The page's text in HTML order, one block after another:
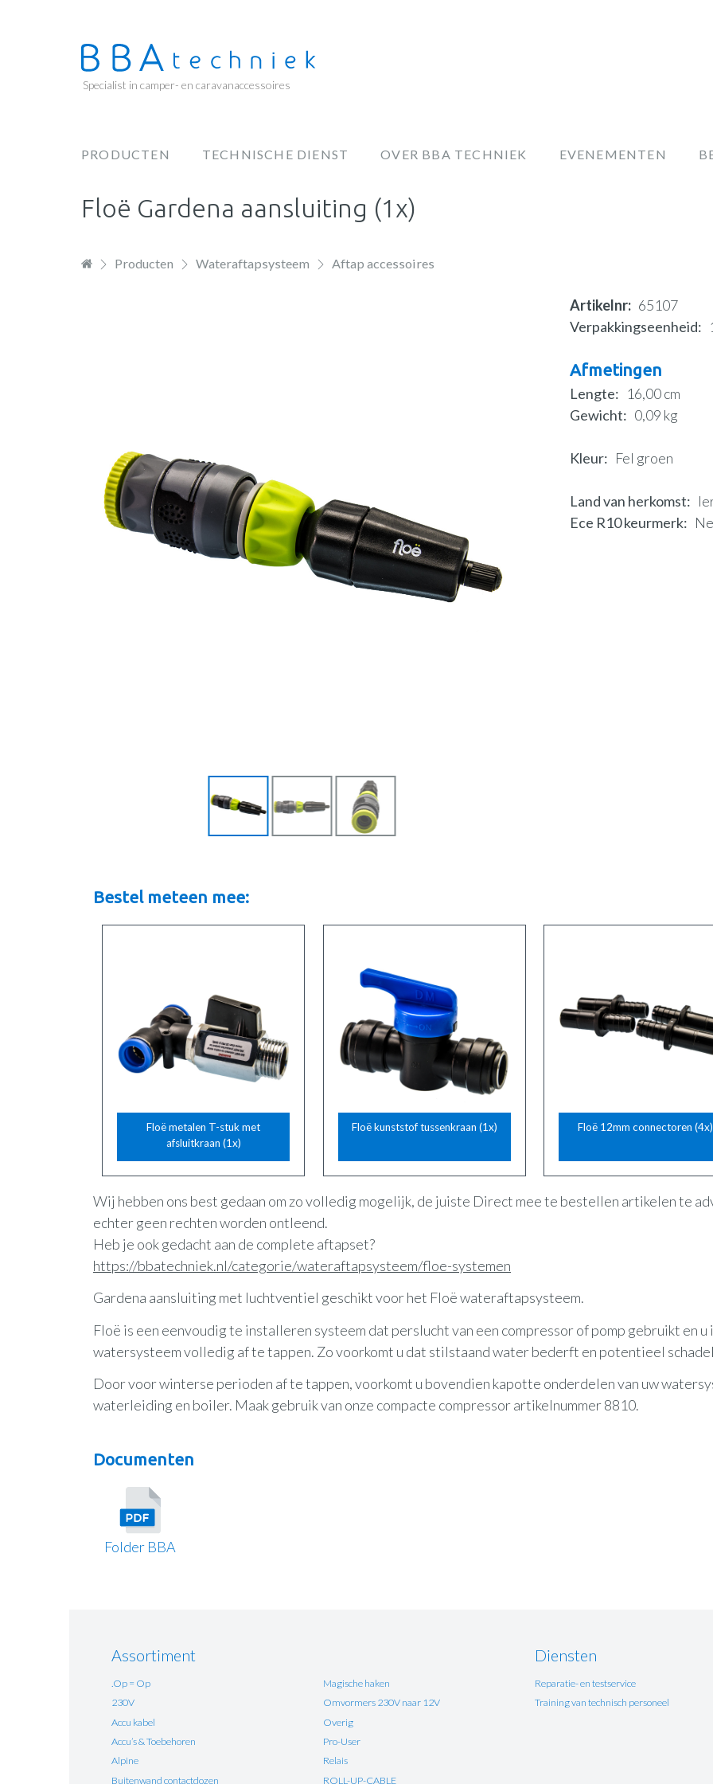
Specialist in camper- en caravanaccessoires
PRODUCTEN TECHNISCHE DIENST OVER BBA TECHNIEK EVENEMENTEN
Floë Gardena aansluiting (1x)
Producten Wateraftapsysteem Aftap accessoires
Artikelnr
65107
Verpakkingseenheid
Afmetingen
Lengte
16,00 cm
Gewicht
0,09 kg
Kleur Fel groen
Land van herkomst
Ece R10 keurmerk
Bestel meteen mee:
Floë metalen T-stuk met
afsluitkraan (1x)
Floë kunststof tussenkraan (1x) Floë 12mm connectoren (4x)
Wij hebben ons best gedaan om zo volledig mogelijk, de juiste Direct mee te bestellen artikelen te
echter geen rechten worden ontleend.
Heb je ook gedacht aan de complete aftapset?
https://bbatechniek.nl/categorie/wateraftapsysteem/floe-systemen
Gardena aansluiting met luchtventiel geschikt voor het Floë wateraftapsysteem.
Floë is een eenvoudig te installeren systeem dat perslucht van een compressor of pomp gebruikt en
watersysteem volledig af te tappen. Zo voorkomt u dat stilstaand water bederft en potentieel
Door voor winterse perioden af te tappen, voorkomt u bovendien kapotte onderdelen van uw
waterleiding en boiler. Maak gebruik van onze compacte compressor artikelnummer 8810.
Documenten
Folder BBA
Assortiment
.Op = Op
230V
Accu kabel
Accu’s & Toebehoren
Alpine
Buitenwand contactdozen
Magische haken
Omvormers 230V naar 12V
Overig
Pro-User
Relais
ROLL-UP-CABLE
Diensten
Reparatie- en testservice
Training van technisch personeel